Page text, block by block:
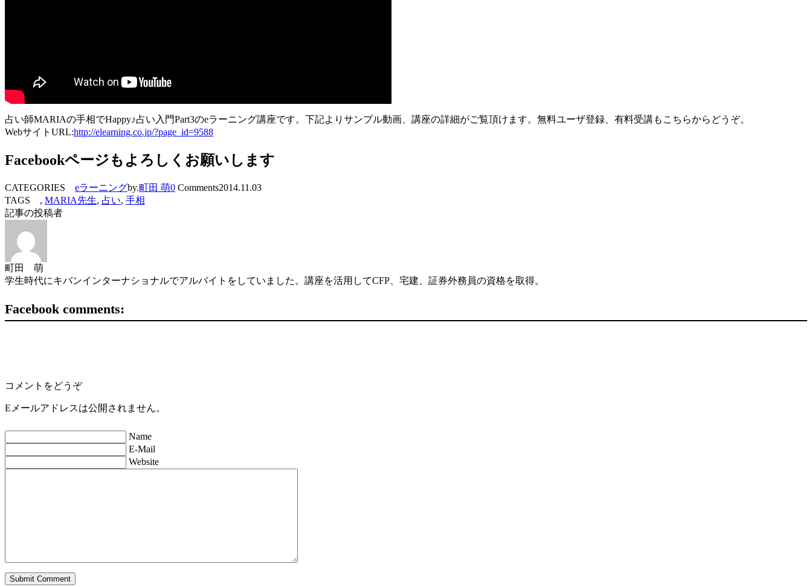
占い師MARIAの手相でHappy♪占い入門Part3のeラーニング講座です。下記よりサンプル動画、講座の詳細がご覧頂けます。無料ユーザ登録、有料受講もこちらからどうぞ。
WebサイトURL:http://elearning.co.jp/?page_id=9588
Facebookページもよろしくお願いします
CATEGORIES eラーニングby.町田 萌0 Comments2014.11.03
TAGS , MARIA先生, 占い, 手相
記事の投稿者
町田 萌
学生時代にキバンインターナショナルでアルバイトをしていました。講座を活用してCFP、宅建、証券外務員の資格を取得。
Facebook comments:
コメントをどうぞ
Eメールアドレスは公開されません。
Name
E-Mail
Website